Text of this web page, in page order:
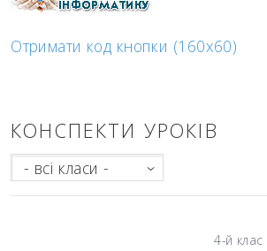
Отримати код кнопки (160x60)
КОНСПЕКТИ УРОКІВ
- всі класи -
4-й клас